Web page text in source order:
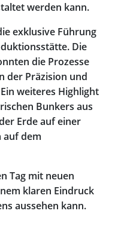
werden kann.
exklusive Führung
Die
die Prozesse
der Präzision und
weiteres Highlight
Bunkers aus
Erde auf einer
auf dem
Tag mit neuen
klaren Eindruck
aussehen kann.